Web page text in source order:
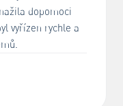
dopomoci
vyřízen rychle a